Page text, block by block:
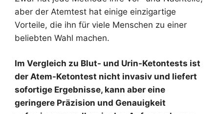
aber der Atemtest hat einige einzigartige
Vorteile, die ihn für viele Menschen zu einer
beliebten Wahl machen.
Im Vergleich zu Blut- und Urin-Ketontests ist
der Atem-Ketontest nicht invasiv und liefert
sofortige Ergebnisse, kann aber eine
geringere Präzision und Genauigkeit